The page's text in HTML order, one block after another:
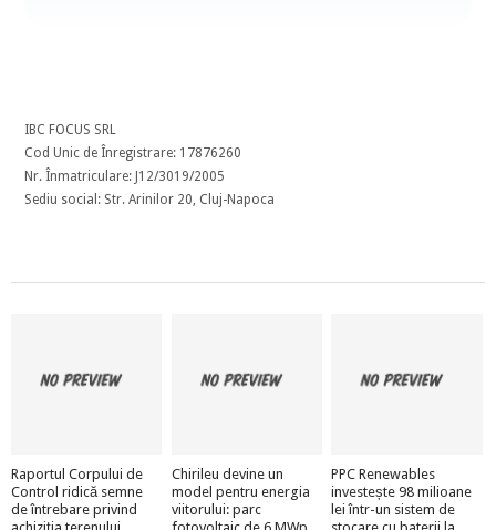
IBC FOCUS SRL
Cod Unic de Înregistrare: 17876260
Nr. Înmatriculare: J12/3019/2005
Sediu social: Str. Arinilor 20, Cluj-Napoca
Raportul Corpului de
Control ridică semne
de întrebare privind
Chirileu devine un
model pentru energia
viitorului: parc
PPC Renewables
investește 98 milioane
lei într-un sistem de